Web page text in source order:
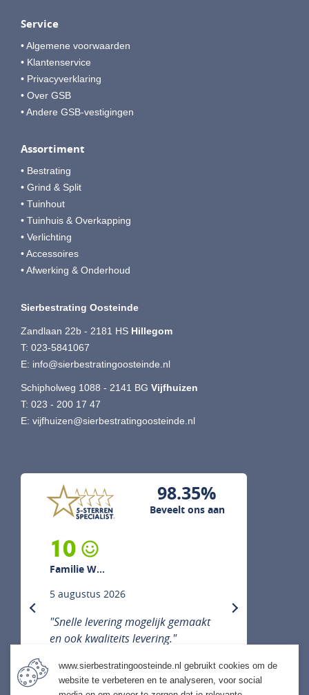
Service
• Algemene voorwaarden
• Klantenservice
• Privacyverklaring
• Over GSB
• Andere GSB-vestigingen
Assortiment
• Bestrating
• Grind & Split
• Tuinhout
• Tuinhuis & Overkapping
• Verlichting
• Accessoires
• Afwerking & Onderhoud
Sierbestrating Oosteinde
Zandlaan 22b - 2181 HS Hillegom
T: 023-5841067
E: info@sierbestratingoosteinde.nl
Schipholweg 1088 - 2141 BG Vijfhuizen
T: 023 - 200 17 47
E: vijfhuizen@sierbestratingoosteinde.nl
98.35%
Beveelt ons aan
10
Familie W...
5 augustus 2026
"Snelle levering mogelijk gemaakt
en ook kwaliteits levering."
previous next
www.sierbestratingoosteinde.nl gebruikt cookies om de
website te verbeteren en te analyseren, voor social